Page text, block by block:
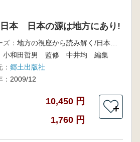
本 日本の源は地方にあり!
：
小和田哲男 監修 中井均 編集
郷土出版社
2009/12
10,450 円
1,760 円
＋